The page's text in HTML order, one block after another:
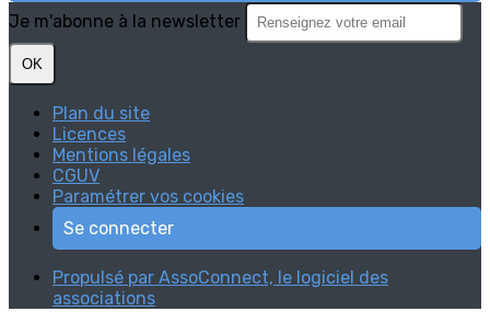
Je m'abonne à la newsletter
OK
Plan du site
Licences
Mentions légales
CGUV
Paramétrer vos cookies
Se connecter
Propulsé par AssoConnect, le logiciel des
associations